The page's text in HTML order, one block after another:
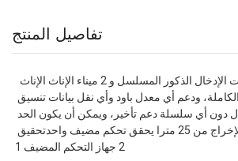
تفاصيل المنتج
2 جهاز التحكم المضيف 1